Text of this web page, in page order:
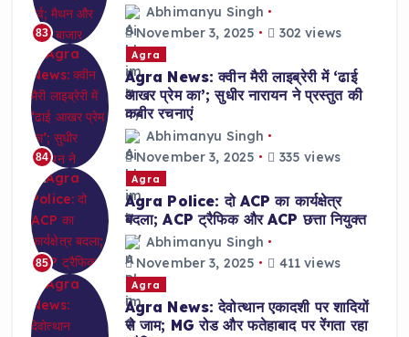
83
Abhimanyu Singh
November 3, 2025
302 views
84
Agra
Agra News: क्वीन मैरी लाइब्रेरी में ‘ढाई
आखर प्रेम का’; सुधीर नारायन ने प्रस्तुत की
कबीर रचनाएं
Abhimanyu Singh
November 3, 2025
335 views
85
Agra
Agra Police: दो ACP का कार्यक्षेत्र
बदला; ACP ट्रैफिक और ACP छत्ता नियुक्त
Abhimanyu Singh
November 3, 2025
411 views
Agra
Agra News: देवोत्थान एकादशी पर शादियों
से जाम; MG रोड और फतेहाबाद पर रेंगता रहा